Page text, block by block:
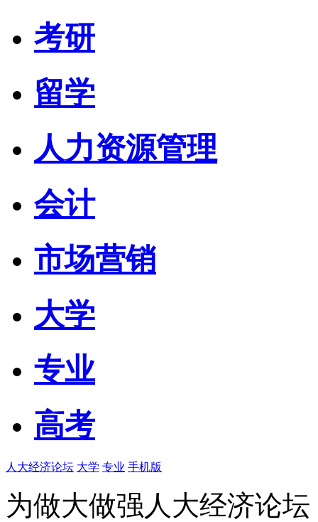
考研
留学
人力资源管理
会计
市场营销
大学
专业
高考
人大经济论坛 大学 专业 手机版
为做大做强人大经济论